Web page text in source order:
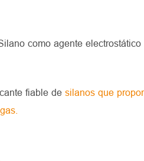
como agente
fiable de silanos que